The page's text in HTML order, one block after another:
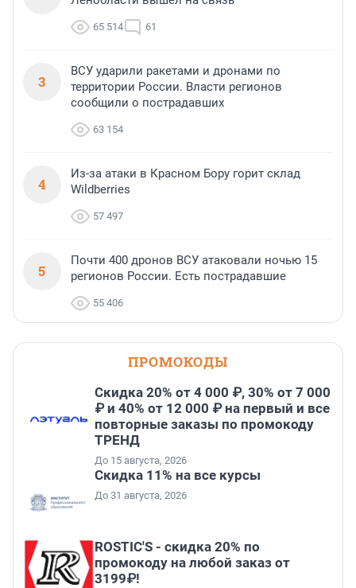
65 514 61
3
ВСУ ударили ракетами и дронами по
территории России. Власти регионов
сообщили о пострадавших
63 154
4
Из-за атаки в Красном Бору горит склад
Wildberries
57 497
5
Почти 400 дронов ВСУ атаковали ночью 15
регионов России. Есть пострадавшие
55 406
ПРОМОКОДЫ
Скидка 20% от 4 000 ₽, 30% от 7 000
₽ и 40% от 12 000 ₽ на первый и все
повторные заказы по промокоду
ТРЕНД
До 15 августа, 2026
Скидка 11% на все курсы
До 31 августа, 2026
ROSTIC'S - скидка 20% по
промокоду на любой заказ от
3199₽!